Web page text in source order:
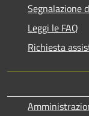
Segnalazione
Leggi le FAQ
Richiesta